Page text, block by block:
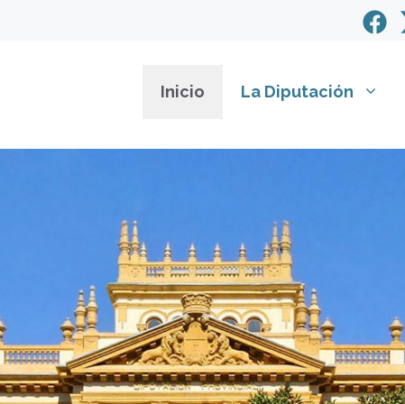
Inicio La Diputación